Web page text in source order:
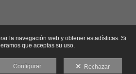
la navegación web y obtener estadísticas. Si
que aceptas su uso.
Configurar Rechazar